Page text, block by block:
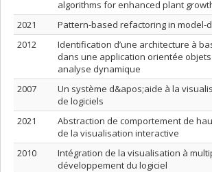
algorithms for enhanced plant
2021
Pattern-based refactoring in model-
2012
Identification d’une architecture à
dans une application orientée objets
analyse dynamique
2007
Un système d&apos;aide à la
de logiciels
2021
Abstraction de comportement de
de la visualisation interactive
2010
Intégration de la visualisation à
développement du logiciel